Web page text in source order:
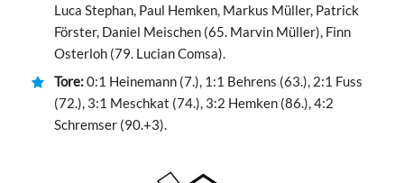
Luca Stephan, Paul Hemken, Markus Müller, Patrick
Förster, Daniel Meischen (65. Marvin Müller), Finn
Osterloh (79. Lucian Comsa).
Tore:0:1 Heinemann (7.), 1:1 Behrens (63.), 2:1 Fuss
(72.), 3:1 Meschkat (74.), 3:2 Hemken (86.), 4:2
Schremser (90.+3).